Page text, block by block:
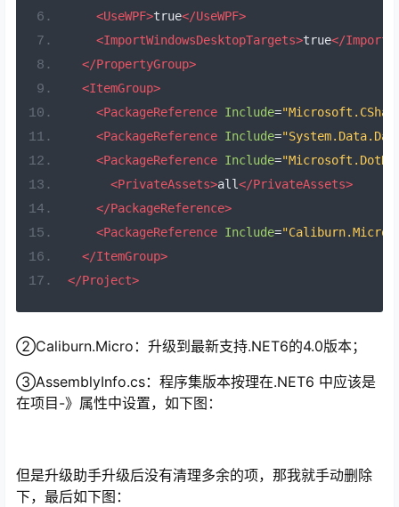
<UseWPF>true</UseWPF>
<ImportWindowsDesktopTargets>true</
</PropertyGroup>
<ItemGroup>
<PackageReference Include=
<PackageReference Include=
<PackageReference Include=
<PrivateAssets>all</PrivateAssets>
</PackageReference>
<PackageReference Include="Caliburn.Micro"
</ItemGroup>
</Project>
②Caliburn.Micro：升级到最新支持.NET6的4.0版本；
③AssemblyInfo.cs：程序集版本按理在.NET6 中应该是
在项目-》属性中设置，如下图：
但是升级助手升级后没有清理多余的项，那我就手动删除
下，最后如下图：